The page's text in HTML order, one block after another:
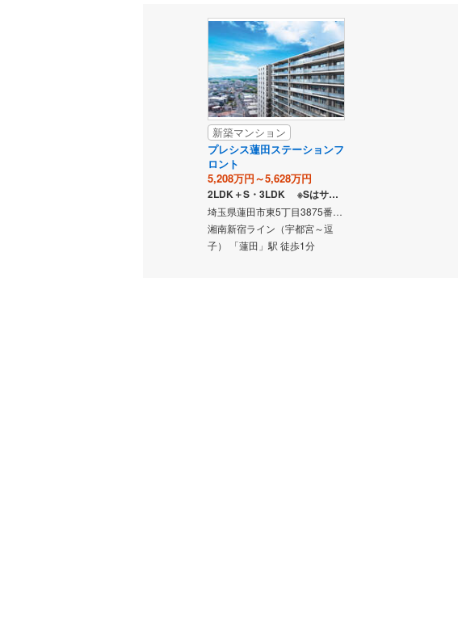
新築マンション
プレシス蓮田ステーションフ
ロント
5,208万円～5,628万円
2LDK＋S・3LDK ※Sはサービスルーム（納戸）です。
埼玉県蓮田市東5丁目3875番1 他（地番）、埼玉県蓮田市東5丁目9番10号（住居表示）
湘南新宿ライン（宇都宮～逗
子） 「蓮田」駅 徒歩1分